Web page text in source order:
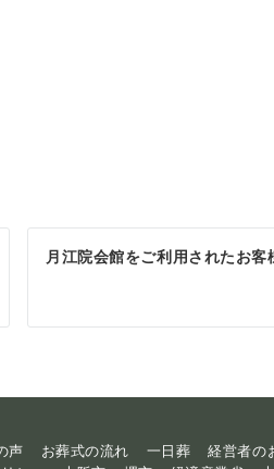
月江院会館をご利用されたお客
声 お葬式の流れ 一日葬 経営者の